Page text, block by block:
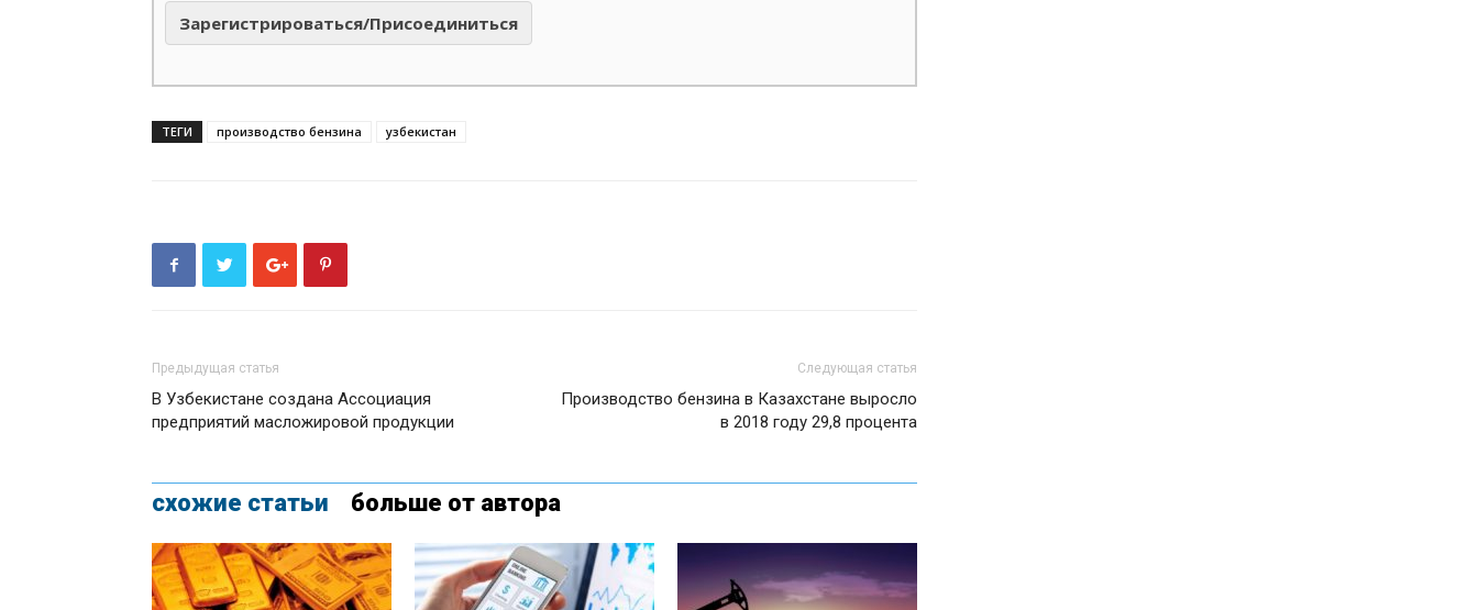
Зарегистрироваться/Присоединиться
ТЕГИ производство бензина узбекистан
Предыдущая статья
В Узбекистане создана Ассоциация
предприятий масложировой продукции
Следующая статья
Производство бензина в Казахстане выросло
в 2018 году 29,8 процента
схожие статьи больше от автора